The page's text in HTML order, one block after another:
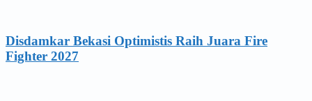
Disdamkar Bekasi Optimistis Raih Juara Fire
Fighter 2027